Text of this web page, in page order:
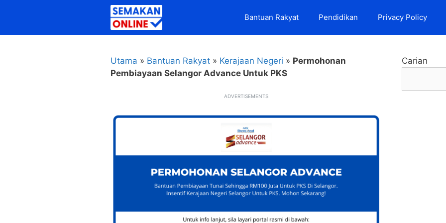
Bantuan Rakyat Pendidikan Privacy Policy
Utama » Bantuan Rakyat » Kerajaan Negeri » Permohonan
Pembiayaan Selangor Advance Untuk PKS
ADVERTISEMENTS
Carian